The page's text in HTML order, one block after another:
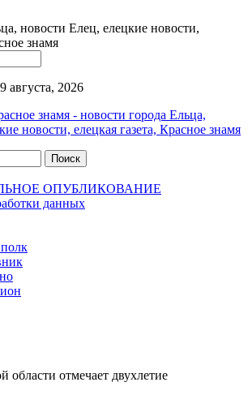
новости Елец, елецкие новости,
знамя
августа, 2026
знамя - новости города Ельца,
новости, елецкая газета, Красное знамя
ОПУБЛИКОВАНИЕ
данных
отмечает двухлетие